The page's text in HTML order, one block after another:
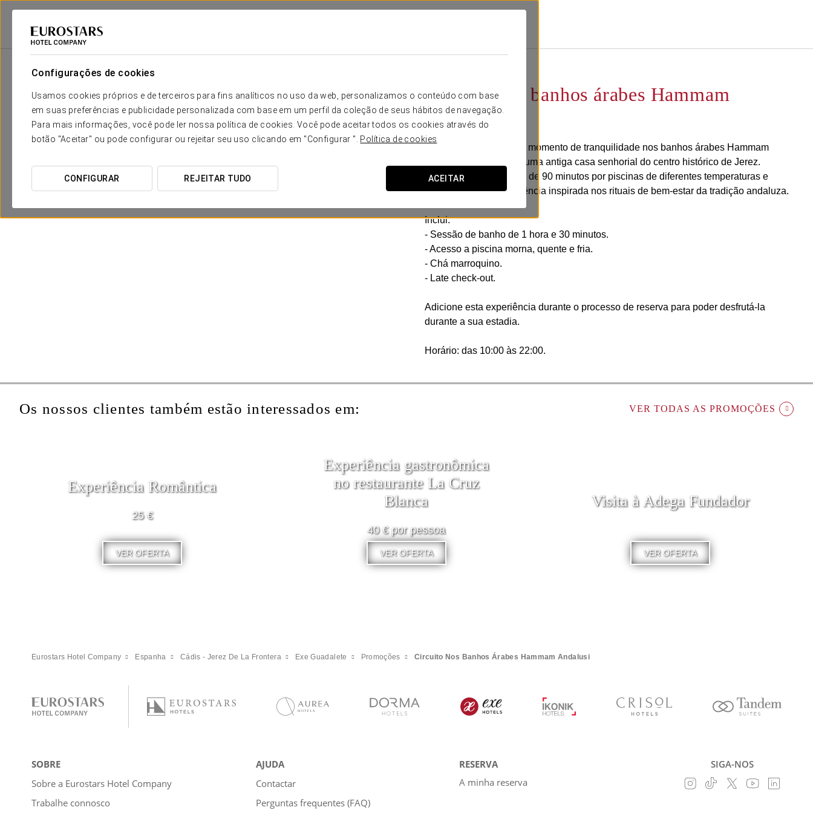
Configurações de cookies
Usamos cookies próprios e de terceiros para fins analíticos no uso da web, personalizamos o conteúdo com base
em suas preferências e publicidade personalizada com base em um perfil da coleção de seus hábitos de navegação.
Para mais informações, você pode ler nossa política de cookies. Você pode aceitar todos os cookies através do
botão "Aceitar" ou pode configurar ou rejeitar seu uso clicando em "Configurar ". Política de cookies
CONFIGURAR REJEITAR TUDO ACEITAR
Eurostars Hotel Company
Circuito nos banhos árabes Hammam
Andalusi
Ofereça a si mesmo um momento de tranquilidade nos banhos árabes Hammam
Andalusí, localizados numa antiga casa senhorial do centro histórico de Jerez.
Mergulhe num percurso de 90 minutos por piscinas de diferentes temperaturas e
desfrute de uma experiência inspirada nos rituais de bem-estar da tradição andaluza.
Inclui:
- Sessão de banho de 1 hora e 30 minutos.
- Acesso a piscina morna, quente e fria.
- Chá marroquino.
- Late check-out.
Adicione esta experiência durante o processo de reserva para poder desfrutá-la
durante a sua estadia.
Horário: das 10:00 às 22:00.
Os nossos clientes também estão interessados em: VER TODAS AS PROMOÇÕES
Experiência Romântica
25 €
VER OFERTA
Experiência gastronômica
no restaurante La Cruz
Blanca
40 € por pessoa
VER OFERTA
Visita à Adega Fundador
VER OFERTA
Eurostars Hotel Company Espanha Cádis - Jerez De La Frontera Exe Guadalete Promoções Circuito Nos Banhos Árabes Hammam Andalusi
SOBRE
Sobre a Eurostars Hotel Company
Trabalhe connosco
AJUDA
Contactar
Perguntas frequentes (FAQ)
RESERVA
A minha reserva
SIGA-NOS